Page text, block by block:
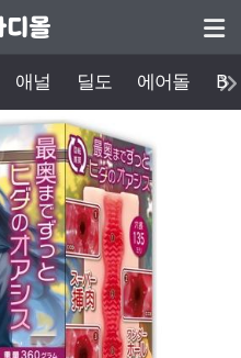
애널 딜도 에어돌